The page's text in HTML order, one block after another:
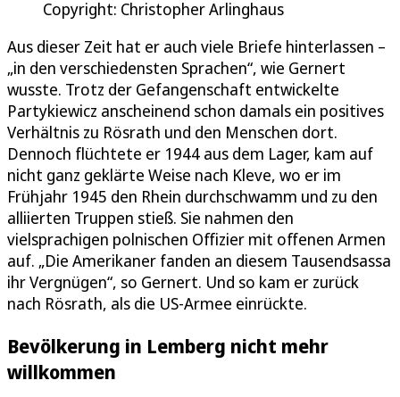
Copyright: Christopher Arlinghaus
Aus dieser Zeit hat er auch viele Briefe hinterlassen –
„in den verschiedensten Sprachen“, wie Gernert
wusste. Trotz der Gefangenschaft entwickelte
Partykiewicz anscheinend schon damals ein positives
Verhältnis zu Rösrath und den Menschen dort.
Dennoch flüchtete er 1944 aus dem Lager, kam auf
nicht ganz geklärte Weise nach Kleve, wo er im
Frühjahr 1945 den Rhein durchschwamm und zu den
alliierten Truppen stieß. Sie nahmen den
vielsprachigen polnischen Offizier mit offenen Armen
auf. „Die Amerikaner fanden an diesem Tausendsassa
ihr Vergnügen“, so Gernert. Und so kam er zurück
nach Rösrath, als die US-Armee einrückte.
Bevölkerung in Lemberg nicht mehr
willkommen